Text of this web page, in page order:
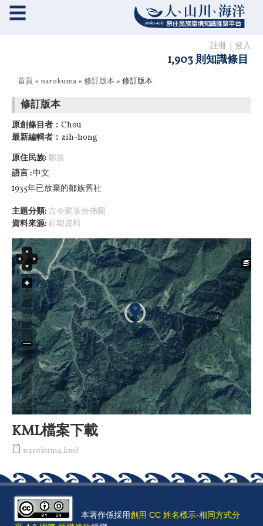
註冊 登入
1,903 則知識條目
☰
您在這裡
首頁 » narokuma » 修訂版本 » 修訂版本
修訂版本
原創條目者： Chou
最新編輯者： zih-hong
原住民族:鄒族
語言 中文
1935年已放棄的鄒族舊社
主題分類:古今聚落分佈圖
資料來源:前期資料
KML檔案下載
narokuma.kml
本著作係採用創用 CC 姓名標示-相同方式分